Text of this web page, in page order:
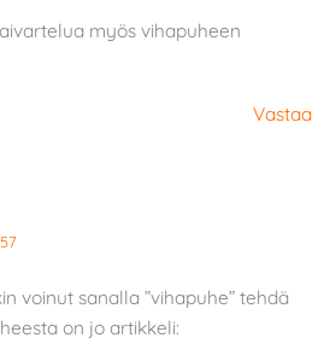
myös vihapuheen
Vastaa
voinut sanalla ”vihapuhe” tehdä
on jo artikkeli: